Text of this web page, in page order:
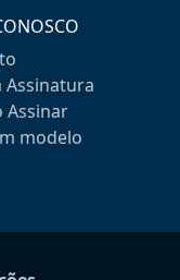
Assinatura
Assinar
modelo